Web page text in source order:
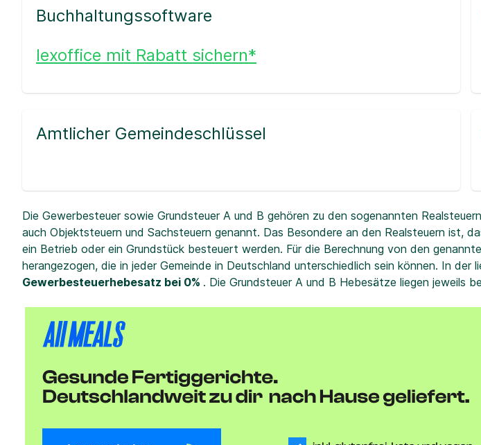
Buchhaltungssoftware
lexoffice mit Rabatt sichern*
Amtlicher Gemeindeschlüssel
Die Gewerbesteuer sowie Grundsteuer A und B gehören zu den sogenannten
auch Objektsteuern und Sachsteuern genannt. Das Besondere an den Realsteuern ist,
ein Betrieb oder ein Grundstück besteuert werden. Für die Berechnung von den
herangezogen, die in jeder Gemeinde in Deutschland unterschiedlich sein können. In der
Gewerbesteuerhebesatz bei 0% . Die Grundsteuer A und B Hebesätze liegen jeweils